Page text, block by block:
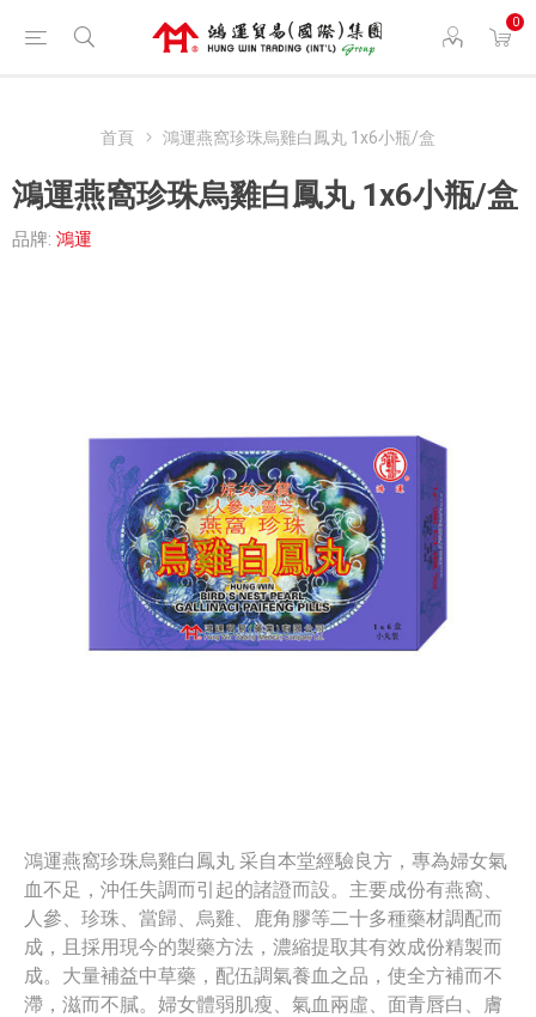
0
首頁 鴻運燕窩珍珠烏雞白鳳丸 1x6小瓶/盒
鴻運燕窩珍珠烏雞白鳳丸 1x6小瓶/盒
品牌: 鴻運
鴻運燕窩珍珠烏雞白鳳丸 采自本堂經驗良方，專為婦女氣
血不足，沖任失調而引起的諸證而設。主要成份有燕窩、
人參、珍珠、當歸、烏雞、鹿角膠等二十多種藥材調配而
成，且採用現今的製藥方法，濃縮提取其有效成份精製而
成。大量補益中草藥，配伍調氣養血之品，使全方補而不
滯，滋而不膩。婦女體弱肌瘦、氣血兩虛、面青唇白、膚